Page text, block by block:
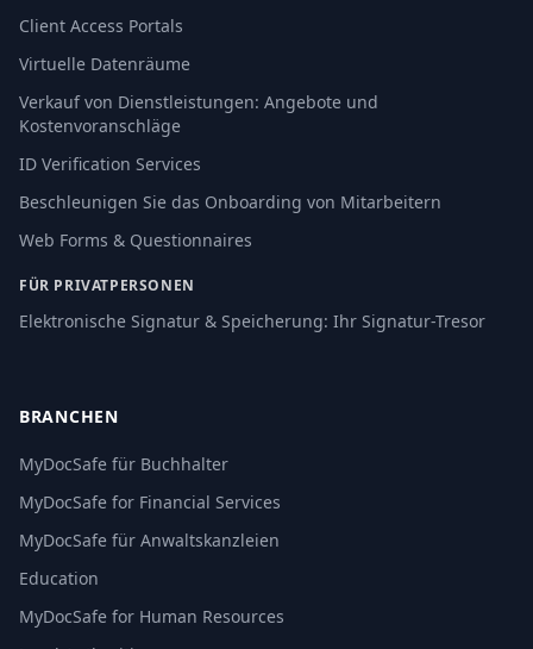
Client Access Portals
Virtuelle Datenräume
Verkauf von Dienstleistungen: Angebote und
Kostenvoranschläge
ID Verification Services
Beschleunigen Sie das Onboarding von Mitarbeitern
Web Forms & Questionnaires
FÜR PRIVATPERSONEN
Elektronische Signatur & Speicherung: Ihr Signatur-Tresor
BRANCHEN
MyDocSafe für Buchhalter
MyDocSafe for Financial Services
MyDocSafe für Anwaltskanzleien
Education
MyDocSafe for Human Resources